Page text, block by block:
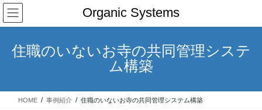
コ
ン
テ
キ
ナ
ビ
ゲ
に
Organic Systems
住職のいないお寺の共同管理システ
ム構築
HOME 事例紹介 住職のいないお寺の共同管理システム構築